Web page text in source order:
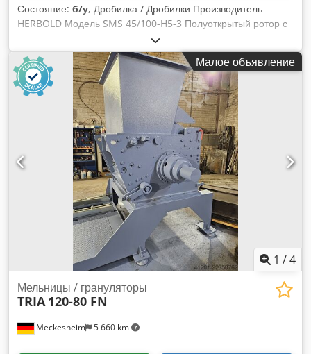
Состояние: б/у, Дробилка / Дробилки Производитель
HERBOLD Модель SMS 45/100-H5-3 Полуоткрытый ротор с
5x2 ножами, 2 ряда стационарных ножей. Машина
оснащена сменным третьим ножом (отбойником) для
обработки толстостенных материалов. Загрузочный бункер
для ленточной подачи. Ротор установлен вне корпуса.
Корпус разделен посередине, открывается ручной
лебёдкой. Двойная наклонная система резки: ножи ротора
и статора расположены друг напротив друга и режут по
принципу ножниц. С опорной рамой и виброопорами.
Cjdpfxszmc Sto Ad Soha Технические данные машины
Ножи ротора: 5 x 2 Ряды стационарных ножей: 2 Привод:
Малое объявление
1 /4
Meckesheim 5 660 km
Мельницы / грануляторы
TRIA 120-80 FN